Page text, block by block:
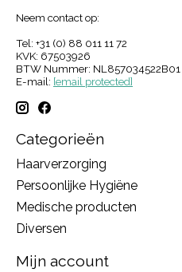
Neem contact op:
Tel: +31 (0) 88 011 11 72
KVK: 67503926
BTW Nummer: NL857034522B01
E-mail: [email protected]
Categorieën
Haarverzorging
Persoonlijke Hygiëne
Medische producten
Diversen
Mijn account